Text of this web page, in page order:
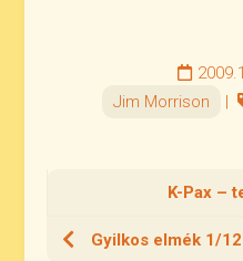
Jim Morrison
|
K-Pax –